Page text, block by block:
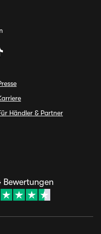
Händler & Partner
Bewertungen